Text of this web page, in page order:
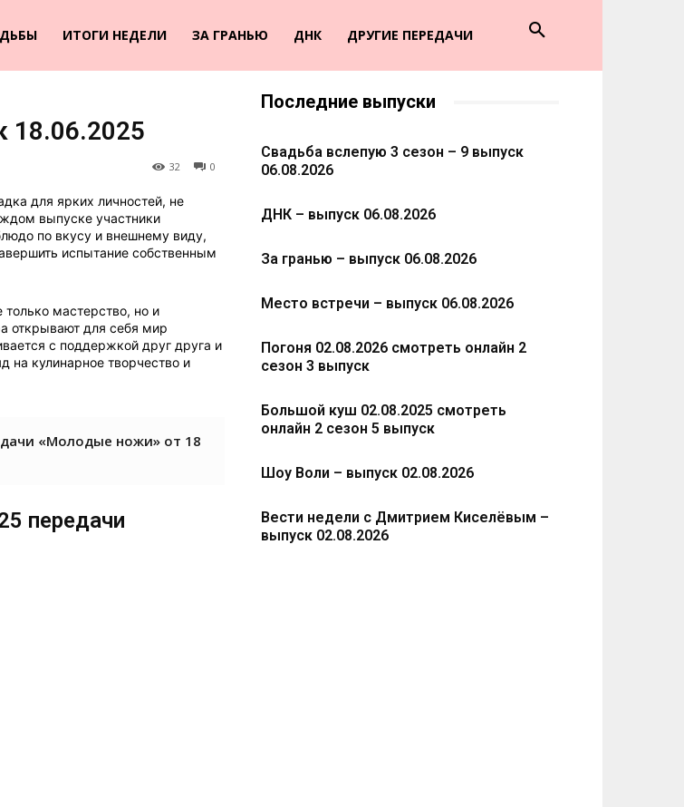
ИТОГИ НЕДЕЛИ ЗА ГРАНЬЮ ДНК ДРУГИЕ ПЕРЕДАЧИ
18.06.2025
0
32
для ярких личностей, не
выпуске участники
по вкусу и внешнему виду,
испытание собственным
мастерство, но и
открывают для себя мир
с поддержкой друг друга и
на кулинарное творчество и
«Молодые ножи» от 18
передачи
Последние выпуски
Свадьба вслепую 3 сезон – 9 выпуск
06.08.2026
ДНК – выпуск 06.08.2026
За гранью – выпуск 06.08.2026
Место встречи – выпуск 06.08.2026
Погоня 02.08.2026 смотреть онлайн 2
сезон 3 выпуск
Большой куш 02.08.2025 смотреть
онлайн 2 сезон 5 выпуск
Шоу Воли – выпуск 02.08.2026
Вести недели с Дмитрием Киселёвым –
выпуск 02.08.2026